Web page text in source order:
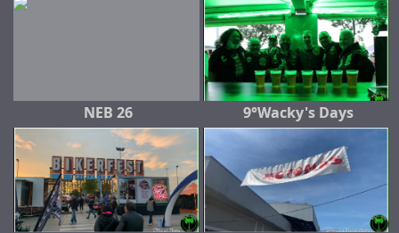
NEB 26 9°Wacky's Days